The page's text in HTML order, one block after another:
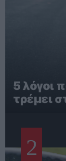
5 λόγοι
τρέμει
2